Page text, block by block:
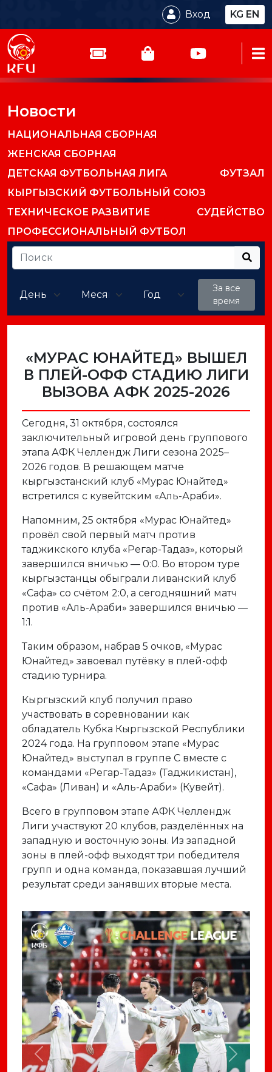
Вход KG EN
Новости
НАЦИОНАЛЬНАЯ СБОРНАЯ
ЖЕНСКАЯ СБОРНАЯ
ДЕТСКАЯ ФУТБОЛЬНАЯ ЛИГА
ФУТЗАЛ
КЫРГЫЗСКИЙ ФУТБОЛЬНЫЙ СОЮЗ
ТЕХНИЧЕСКОЕ РАЗВИТИЕ
СУДЕЙСТВО
ПРОФЕССИОНАЛЬНЫЙ ФУТБОЛ
За все
время
«МУРАС ЮНАЙТЕД» ВЫШЕЛ
В ПЛЕЙ-ОФФ СТАДИЮ ЛИГИ
ВЫЗОВА АФК 2025-2026
Сегодня, 31 октября, состоялся
заключительный игровой день группового
этапа АФК Челлендж Лиги сезона 2025–
2026 годов. В решающем матче
кыргызстанский клуб «Мурас Юнайтед»
встретился с кувейтским «Аль-Араби».
Напомним, 25 октября «Мурас Юнайтед»
провёл свой первый матч против
таджикского клуба «Регар-Тадаз», который
завершился вничью — 0:0. Во втором туре
кыргызстанцы обыграли ливанский клуб
«Сафа» со счётом 2:0, а сегодняшний матч
против «Аль-Араби» завершился вничью —
1:1.
Таким образом, набрав 5 очков, «Мурас
Юнайтед» завоевал путёвку в плей-офф
стадию турнира.
Кыргызский клуб получил право
участвовать в соревновании как
обладатель Кубка Кыргызской Республики
2024 года. На групповом этапе «Мурас
Юнайтед» выступал в группе C вместе с
командами «Регар-Тадаз» (Таджикистан),
«Сафа» (Ливан) и «Аль-Араби» (Кувейт).
Всего в групповом этапе АФК Челлендж
Лиги участвуют 20 клубов, разделённых на
западную и восточную зоны. Из западной
зоны в плей-офф выходят три победителя
групп и одна команда, показавшая лучший
результат среди занявших вторые места.
Previous Next